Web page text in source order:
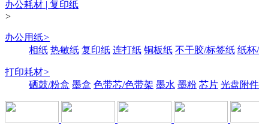
办公耗材 | 复印纸
>
办公用纸>
相纸 热敏纸 复印纸 连打纸 铜板纸 不干胶/标签纸 纸杯
打印耗材>
硒鼓/粉盒 墨盒 色带芯/色带架 墨水 墨粉 芯片 光盘附件